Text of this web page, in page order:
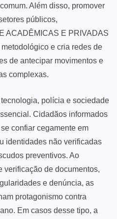
Além disso, promover
públicos,
ACADÊMICAS E PRIVADAS
e cria redes de
de antecipar movimentos e
complexas.
polícia e sociedade
Cidadãos informados
confiar cegamente em
identidades não verificadas
preventivos. Ao
verificação de documentos,
e denúncia, as
protagonismo contra
Em casos desse tipo, a